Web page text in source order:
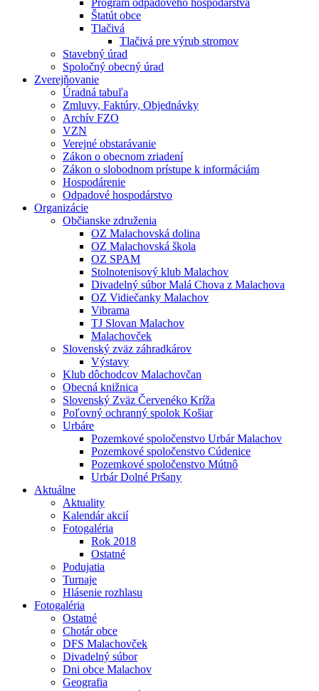
Program odpadového hospodárstva
Štatút obce
Tlačivá
Tlačivá pre výrub stromov
Stavebný úrad
Spoločný obecný úrad
Zverejňovanie
Úradná tabuľa
Zmluvy, Faktúry, Objednávky
Archív FZO
VZN
Verejné obstarávanie
Zákon o obecnom zriadení
Zákon o slobodnom prístupe k informáciám
Hospodárenie
Odpadové hospodárstvo
Organizácie
Občianske združenia
OZ Malachovská dolina
OZ Malachovská škola
OZ SPAM
Stolnotenisový klub Malachov
Divadelný súbor Malá Chova z Malachova
OZ Vidiečanky Malachov
Vibrama
TJ Slovan Malachov
Malachovček
Slovenský zväz záhradkárov
Výstavy
Klub dôchodcov Malachovčan
Obecná knižnica
Slovenský Zväz Červenéko Kríža
Poľovný ochranný spolok Košiar
Urbáre
Pozemkové spoločenstvo Urbár Malachov
Pozemkové spoločenstvo Cúdenice
Pozemkové spoločenstvo Mútnô
Urbár Dolné Pršany
Aktuálne
Aktuality
Kalendár akcií
Fotogaléria
Rok 2018
Ostatné
Podujatia
Turnaje
Hlásenie rozhlasu
Fotogaléria
Ostatné
Chotár obce
DFS Malachovček
Divadelný súbor
Dni obce Malachov
Geografia